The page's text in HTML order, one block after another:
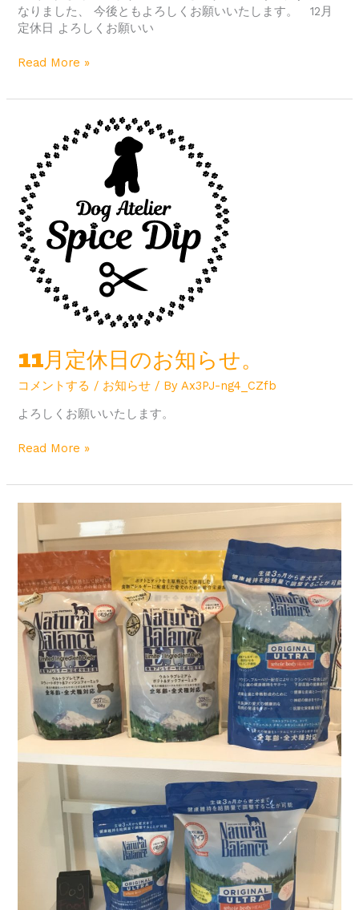
なりました、 今後ともよろしくお願いいたします。 12月
定休日 よろしくお願いい
Read More »
11月定休日のお知らせ。
コメントする / お知らせ / ByAx3PJ-ng4_CZfb
よろしくお願いいたします。
日
の
お
知
ら
せ。
Read More »
Balance
取
扱
い
を
始
め
ま
た。